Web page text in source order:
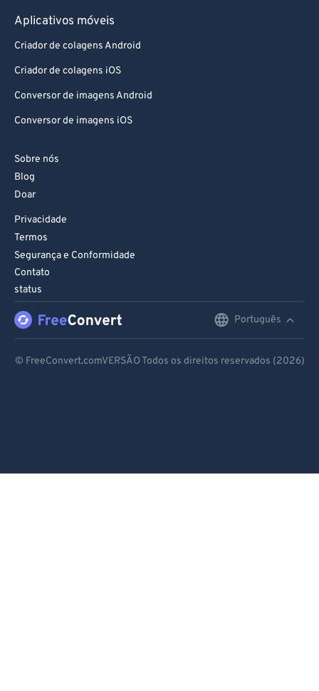
Aplicativos móveis
Criador de colagens Android
Criador de colagens iOS
Conversor de imagens Android
Conversor de imagens iOS
Sobre nós
Blog
Doar
Privacidade
Termos
Segurança e Conformidade
Contato
status
Português
© FreeConvert.comVERSÃO Todos os direitos reservados (2026)